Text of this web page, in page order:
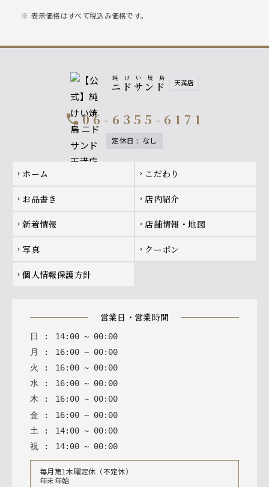
表示価格はすべて税込み価格です。
純けい焼鳥
ニドサンド 天満店
call 06-6355-6171
定休日 : なし
Footer navigation
chevron_right ホーム chevron_right こだわり
chevron_right お品書き chevron_right 店内紹介
chevron_right 新着情報 chevron_right 店舗情報・地図
chevron_right 写真 chevron_right クーポン
chevron_right 個人情報保護方針
営業日・営業時間
日 : 14: 00 ~ 00: 00
月
: 16: 00 ~ 00: 00
火
: 16: 00 ~ 00: 00
水 : 16: 00 ~ 00: 00
木 : 16: 00 ~ 00: 00
金 : 16: 00 ~ 00: 00
土 : 14: 00 ~ 00: 00
祝 : 14: 00 ~ 00: 00
毎月第1木曜定休（不定休）
年末年始